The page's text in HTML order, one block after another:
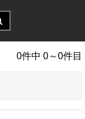
0件中 0～0件目